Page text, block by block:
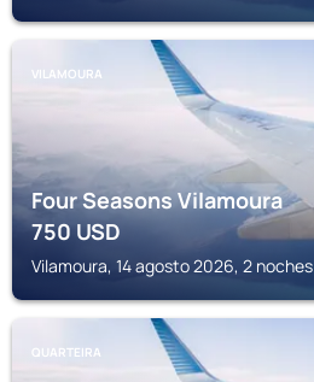
VILAMOURA
Four Seasons Vilamoura
750USD
Vilamoura, 14 agosto 2026, 2 noches
QUARTEIRA